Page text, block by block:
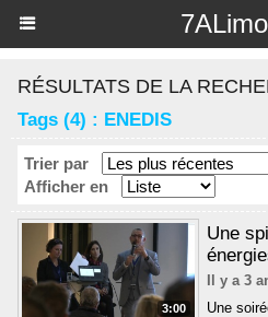
RÉSULTATS DE LA
Tags (4) : ENEDIS
Trier par
Afficher en
3:00
Une
Il y a 3
Une